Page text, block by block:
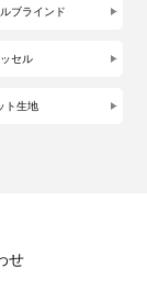
ブラインド
セル
ト生地
せ